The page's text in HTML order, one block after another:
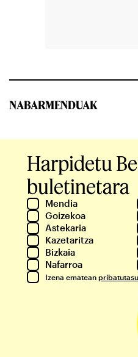
NABARMENDUAK
Harpidetu
buletinetara
Mendia
Goizekoa
Astekaria
Kazetaritza
Bizkaia
Nafarroa
Izena ematean